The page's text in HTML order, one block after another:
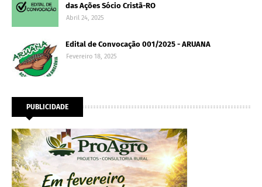
das Ações Sócio Cristã-RO
Abril 24, 2025
Edital de Convocação 001/2025 - ARUANA
Fevereiro 18, 2025
PUBLICIDADE